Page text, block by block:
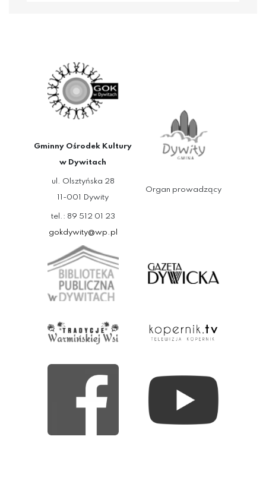
Gminny Ośrodek Kultury
w Dywitach
ul. Olsztyńska 28
11-001 Dywity
tel.: 89 512 01 23
gokdywity@wp.pl
Organ prowadzący